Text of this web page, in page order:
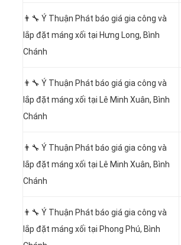
👨‍🔧 Ý Thuận Phát báo giá gia công và
lắp đặt máng xối tại Hưng Long, Bình
Chánh
👨‍🔧 Ý Thuận Phát báo giá gia công và
lắp đặt máng xối tại Lê Minh Xuân, Bình
Chánh
👨‍🔧 Ý Thuận Phát báo giá gia công và
lắp đặt máng xối tại Lê Minh Xuân, Bình
Chánh
👨‍🔧 Ý Thuận Phát báo giá gia công và
lắp đặt máng xối tại Phong Phú, Bình